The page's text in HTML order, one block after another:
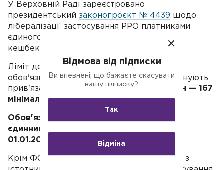
У Верховній Раді зареєстровано
президентський законопроєкт № 4439 щодо
лібералізації застосування РРО платниками
єдиного податку й скасування норми про
кешбек.
Ліміт доходу, після перевищення якого
обов'язково використовувати РРО, пропонують
прив'язати до мінімалки.Замість 1 млн грн — 167
мінімальних зарплат.
Обов'язкове використання РРО всіма
єдинниками пропонується перенести на
01.01.2022 р
Крім ФОП, які ведуть діяльність у сферах з
Відмова від підписки
Ви впевнені, що бажаєте скасувати
вашу підписку?
Так
Відміна